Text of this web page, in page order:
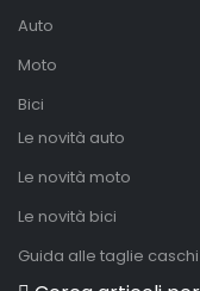
Auto
Moto
Bici
Le novità auto
Le novità moto
Le novità bici
Guida alle taglie